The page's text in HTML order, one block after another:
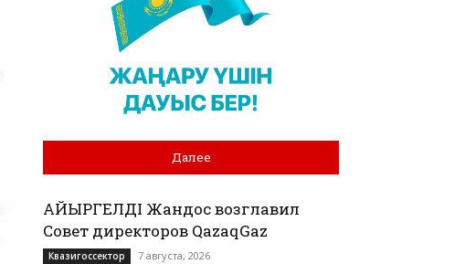
Далее
ҚАЙЫРГЕЛДІ Жандос возглавил
Совет директоров QazaqGaz
Квазигоссектор 7 августа, 2026